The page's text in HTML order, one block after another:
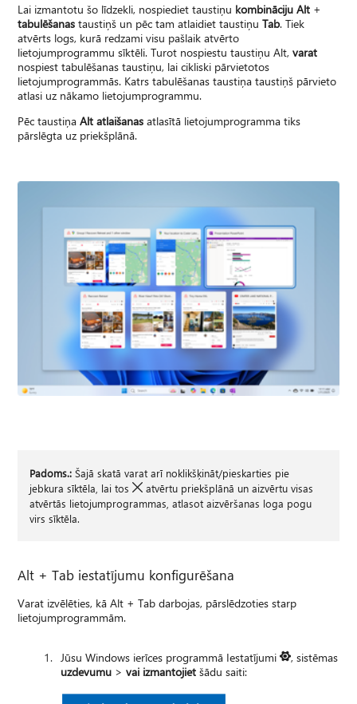
Lai izmantotu šo līdzekli, nospiediet taustiņu kombināciju Alt +
tabulēšanas taustiņš un pēc tam atlaidiet taustiņuTab. Tiek
atvērts logs, kurā redzami visu pašlaik atvērto
lietojumprogrammu sīktēli. Turot nospiestu taustiņu Alt,varat
nospiest tabulēšanas taustiņu, lai cikliski pārvietotos
lietojumprogrammās. Katrs tabulēšanas taustiņa taustiņš pārvieto
atlasi uz nākamo lietojumprogrammu.
Pēc taustiņaAlt atlaišanasatlasītā lietojumprogramma tiks
pārslēgta uz priekšplānā.
Padoms.: Šajā skatā varat arī noklikšķināt/pieskarties pie
jebkura sīktēla, lai tos
atvērtu priekšplānā un aizvērtu visas
atvērtās lietojumprogrammas, atlasot aizvēršanas loga pogu
virs sīktēla.
Alt + Tab iestatījumu konfigurēšana
Varat izvēlēties, kā Alt + Tab darbojas, pārslēdzoties starp
lietojumprogrammām.
Jūsu Windows ierīces programmā Iestatījumi
, sistēmas
uzdevumu >vai izmantojiet šādu saiti: